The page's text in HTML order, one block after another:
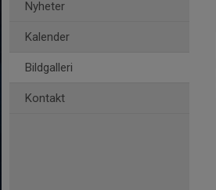
Nyheter
Kalender
Bildgalleri
Kontakt